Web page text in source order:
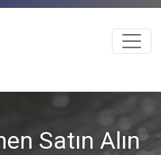
Satın Alın